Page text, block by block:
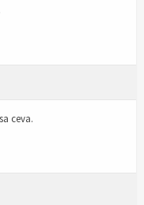
ceva.